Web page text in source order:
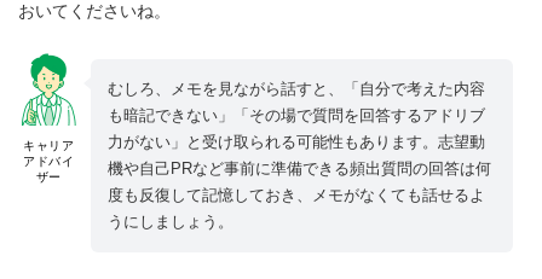
おいてくださいね。
キャリア
アドバイ
ザー
むしろ、メモを見ながら話すと、「自分で考えた内容
も暗記できない」「その場で質問を回答するアドリブ
力がない」と受け取られる可能性もあります。志望動
機や自己PRなど事前に準備できる頻出質問の回答は何
度も反復して記憶しておき、メモがなくても話せるよ
うにしましょう。